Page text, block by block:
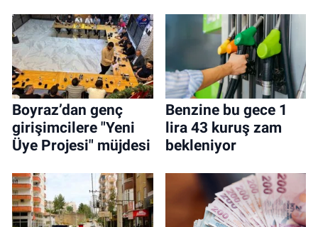
Boyraz’dan genç
girişimcilere "Yeni
Üye Projesi" müjdesi
Benzine bu gece 1
lira 43 kuruş zam
bekleniyor